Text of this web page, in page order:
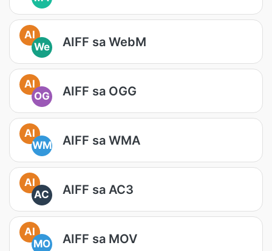
AI
We
AIFF sa WebM
AI
OG
AIFF sa OGG
AI
WM
AIFF sa WMA
AI
AC
AIFF sa AC3
AI
MO
AIFF sa MOV